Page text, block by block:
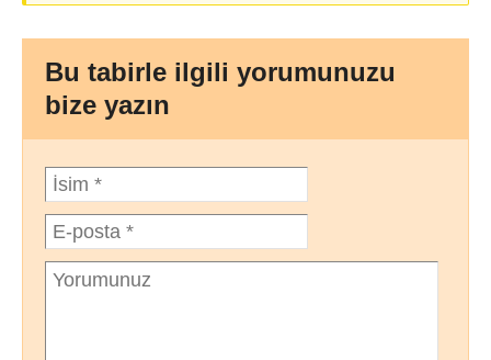
Bu tabirle ilgili yorumunuzu
bize yazın